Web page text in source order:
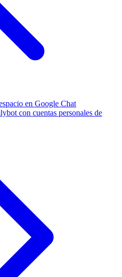
en Google Chat
con cuentas personales de